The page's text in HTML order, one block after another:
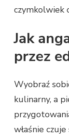
czymkolwiek
Jak
przez
Wyobraź
kulinarny, a
właśnie